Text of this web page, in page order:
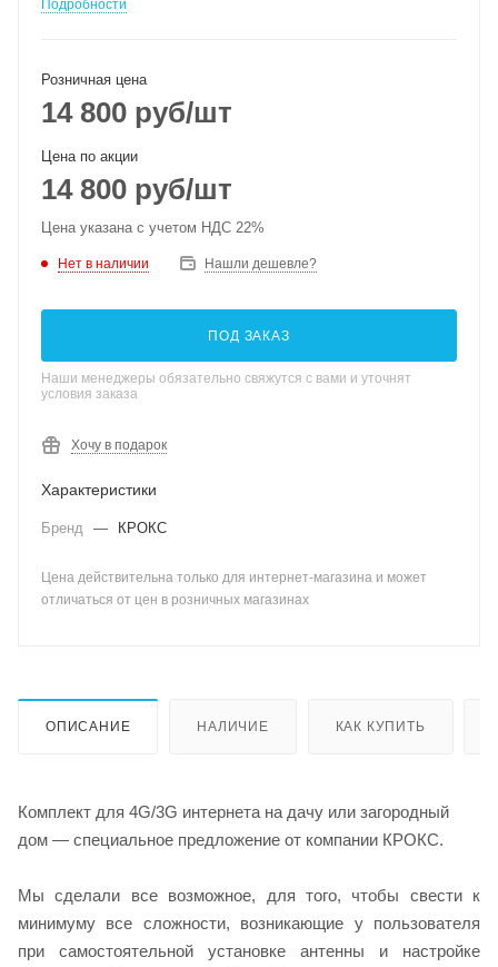
Подробности
Розничная цена
14 800 руб/шт
Цена по акции
14 800 руб/шт
Цена указана с учетом НДС 22%
Нет в наличии Нашли дешевле?
ПОД ЗАКАЗ
Наши менеджеры обязательно свяжутся с вами и уточнят
условия заказа
Хочу в подарок
Характеристики
Бренд — КРОКС
Цена действительна только для интернет-магазина и может
отличаться от цен в розничных магазинах
ОПИСАНИЕ НАЛИЧИЕ КАК КУПИТЬ
Комплект для 4G/3G интернета на дачу или загородный
дом — специальное предложение от компании КРОКС.
Мы сделали все возможное, для того, чтобы свести к
минимуму все сложности, возникающие у пользователя
при самостоятельной установке антенны и настройке